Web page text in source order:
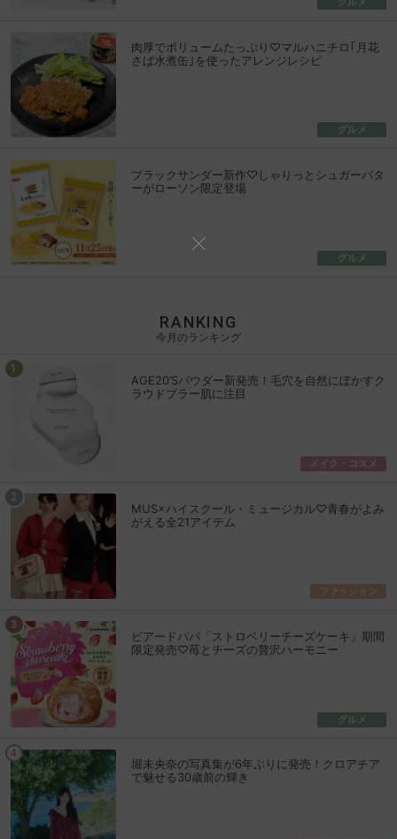
肉厚でボリュームたっぷり♡マルハニチロ｢月花
さば水煮缶｣を使ったアレンジレシピ
グルメ
ブラックサンダー新作♡しゃりっとシュガーバタ
ーがローソン限定登場
グルメ
RANKING
今月のランキング
AGE20’Sパウダー新発売！毛穴を自然にぼかすク
ラウドブラー肌に注目
メイク・コスメ
MUS×ハイスクール・ミュージカル♡青春がよみ
がえる全21アイテム
ファッション
ビアードパパ「ストロベリーチーズケーキ」期間
限定発売♡苺とチーズの贅沢ハーモニー
グルメ
堀未央奈の写真集が6年ぶりに発売！クロアチア
で魅せる30歳前の輝き